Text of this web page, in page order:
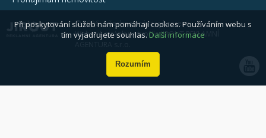
© 2026 - všechna práva vyhrazena
Webové stránky vytvořila JIROUT REKLAMNÍ
Při poskytování služeb nám pomáhají cookies. Používáním webu s
tím vyjadřujete souhlas. Další informace
Rozumím